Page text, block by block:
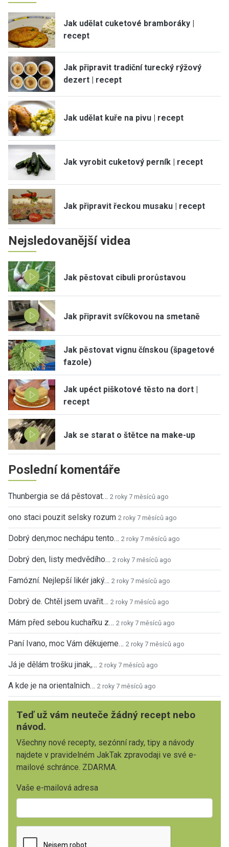
Jak udělat cuketové bramboráky |
recept
Jak připravit tradiční turecký rýžový
dezert | recept
Jak udělat kuře na pivu | recept
Jak vyrobit cuketový perník | recept
Jak připravit řeckou musaku | recept
Nejsledovanější videa
Jak pěstovat cibuli prorůstavou
Jak připravit svíčkovou na smetaně
Jak pěstovat vignu čínskou (špagetové
fazole)
Jak upéct piškotové těsto na dort |
recept
Jak se starat o štětce na make-up
Poslední komentáře
Thunbergia se dá pěstovat… 2 roky 7 měsíců ago
ono staci pouzit selsky rozum 2 roky 7 měsíců ago
Dobrý den,moc nechápu tento… 2 roky 7 měsíců ago
Dobrý den, listy medvědího… 2 roky 7 měsíců ago
Famózní. Nejlepší likér jaký… 2 roky 7 měsíců ago
Dobrý de. Chtěl jsem uvařit… 2 roky 7 měsíců ago
Mám před sebou kuchařku z… 2 roky 7 měsíců ago
Paní Ivano, moc Vám děkujeme… 2 roky 7 měsíců ago
Já je dělám trošku jinak,… 2 roky 7 měsíců ago
A kde je na orientalnich… 2 roky 7 měsíců ago
Teď už vám neuteče žádný recept nebo
návod.
Všechny nové recepty, sezónní rady, tipy a návody
najdete v pravidelném JakTak zpravodaji ve své e-
mailové schránce. ZDARMA.
Vaše e-mailová adresa